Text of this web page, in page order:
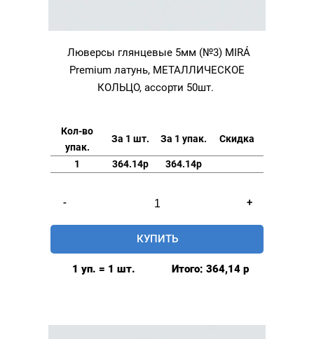
Люверсы глянцевые 5мм (№3) MIRÁ
Premium латунь, МЕТАЛЛИЧЕСКОЕ
КОЛЬЦО, ассорти 50шт.
Кол-во
упак.
За 1 шт. За 1 упак. Скидка
1 364.14р 364.14р
-
товара
Люверсы
глянцевые
латунь,
+
КУПИТЬ
1 уп. = 1 шт. Итого: 364,14 р